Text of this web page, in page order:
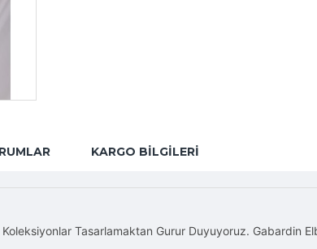
KARGO BILGILERI
Tasarlamaktan Gurur Duyuyoruz. Gabardin